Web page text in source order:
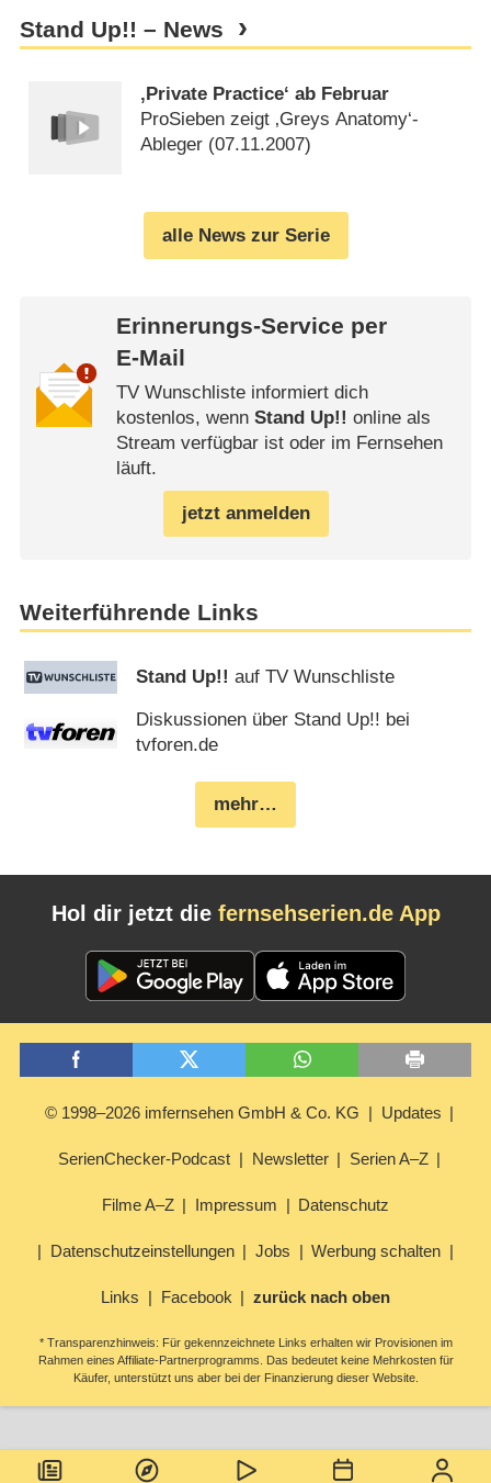
Stand Up!! – News
‚Private Practice‘ ab Februar
ProSieben zeigt ‚Greys Anatomy‘-
Ableger (07.11.2007)
alle News zur Serie
Erinnerungs-Service per
E-Mail
TV Wunschliste informiert dich
kostenlos, wenn Stand Up!! online als
Stream verfügbar ist oder im Fernsehen
läuft.
jetzt anmelden
Weiterführende Links
Stand Up!! auf TV Wunschliste
Diskussionen über Stand Up!! bei
tvforen.de
mehr…
Hol dir jetzt die fernsehserien.de App
© 1998–2026 imfernsehen GmbH & Co. KG Updates
SerienChecker-Podcast Newsletter Serien A–Z
Filme A–Z Impressum Datenschutz
Datenschutzeinstellungen Jobs Werbung schalten
Links Facebook zurück nach oben
* Transparenzhinweis: Für gekennzeichnete Links erhalten wir Provisionen im
Rahmen eines Affiliate-Partnerprogramms. Das bedeutet keine Mehrkosten für
Käufer, unterstützt uns aber bei der Finanzierung dieser Website.